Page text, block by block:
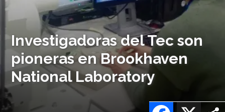
Investigadoras del Tec son
pioneras en Brookhaven
National Laboratory
X
Facebook